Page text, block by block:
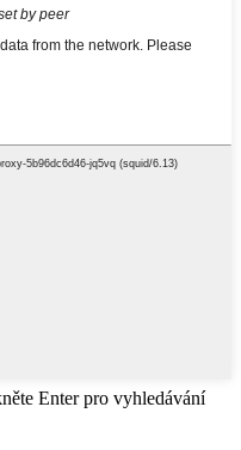
Enter pro vyhledávání